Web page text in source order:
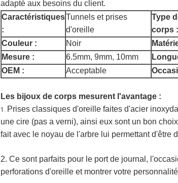
adapté aux besoins du client.
Caractéristiques
:
Tunnels et prises
d'oreille
Type
corps :
Couleur :
Noir
Mesure :
6.5mm, 9mm, 10mm
OEM :
Acceptable
Les bijoux de corps mesurent l'avantage :
1. Prises classiques d'oreille faites d'acier
une cire (pas a verni), ainsi eux sont un bon
fait avec le noyau de l'arbre lui permettant d'être
2. Ce sont parfaits pour le port de journal,
perforations d'oreille et montrer votre